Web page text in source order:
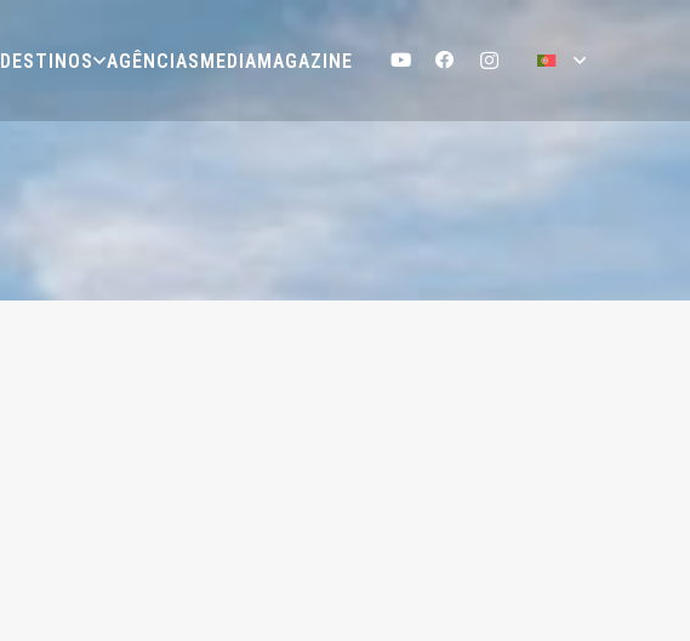
DESTINOS AGÊNCIASMEDIAMAGAZINE